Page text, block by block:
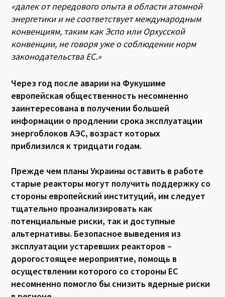
«далек от передового опыта в области атомной
энергетики и не соответствует международным
конвенциям, таким как Эспо или Орхусской
конвенции, не говоря уже о соблюдении норм
законодательства ЕС.»
Через год после аварии на Фукушиме
европейская общественность несомненно
заинтересована в получении большей
информации о продлении срока эксплуатации
энергоблоков АЭС, возраст которых
приблизился к тридцати годам.
Прежде чем планы Украины оставить в работе
старые реакторы могут получить поддержку со
стороны европейский институций, им следует
тщательно проанализировать как
потенциальные риски, так и доступные
альтернативы. Безопасное выведения из
эксплуатации устаревших реакторов –
дорогостоящее мероприятие, помощь в
осуществлении которого со стороны ЕС
несомненно помогло бы снизить ядерные риски